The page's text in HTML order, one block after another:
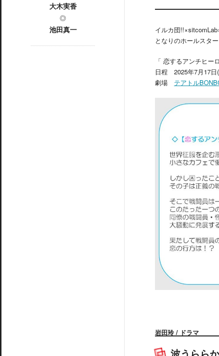
イルカ団
となりのホールスタ
「 恋するアンチヒ
日程 2025年7月17日
劇場 テアトル
岩田玲 / ドラマ
大木実香
◎
池田真一